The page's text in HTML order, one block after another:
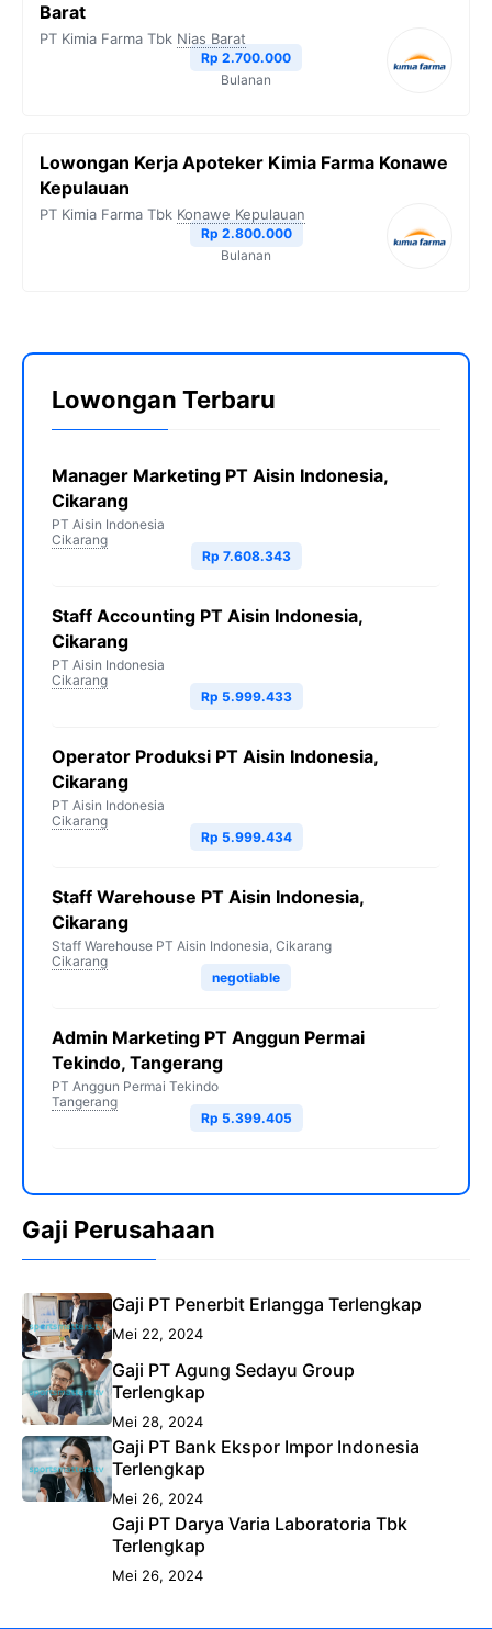
Barat
PT Kimia Farma Tbk Nias Barat
Rp 2.700.000
Bulanan
Lowongan Kerja Apoteker Kimia Farma Konawe
Kepulauan
PT Kimia Farma Tbk Konawe Kepulauan
Rp 2.800.000
Bulanan
Lowongan Terbaru
Manager Marketing PT Aisin Indonesia,
Cikarang
PT Aisin Indonesia
Cikarang
Rp 7.608.343
Staff Accounting PT Aisin Indonesia,
Cikarang
PT Aisin Indonesia
Cikarang
Rp 5.999.433
Operator Produksi PT Aisin Indonesia,
Cikarang
PT Aisin Indonesia
Cikarang
Rp 5.999.434
Staff Warehouse PT Aisin Indonesia,
Cikarang
Staff Warehouse PT Aisin Indonesia, Cikarang
Cikarang
negotiable
Admin Marketing PT Anggun Permai
Tekindo, Tangerang
PT Anggun Permai Tekindo
Tangerang
Rp 5.399.405
Gaji Perusahaan
Gaji PT Penerbit Erlangga Terlengkap
Mei 22, 2024
Gaji PT Agung Sedayu Group
Terlengkap
Mei 28, 2024
Gaji PT Bank Ekspor Impor Indonesia
Terlengkap
Mei 26, 2024
Gaji PT Darya Varia Laboratoria Tbk
Terlengkap
Mei 26, 2024